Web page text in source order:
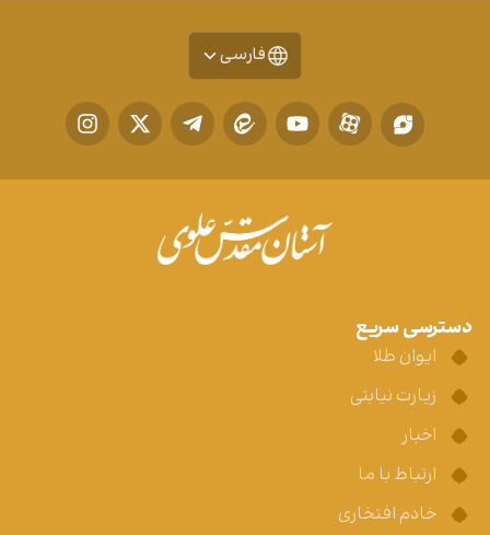
فارسی
دسترسی سریع
ایوان طلا
زیارت نیابتی
اخبار
ارتباط با ما
خادم افتخاری